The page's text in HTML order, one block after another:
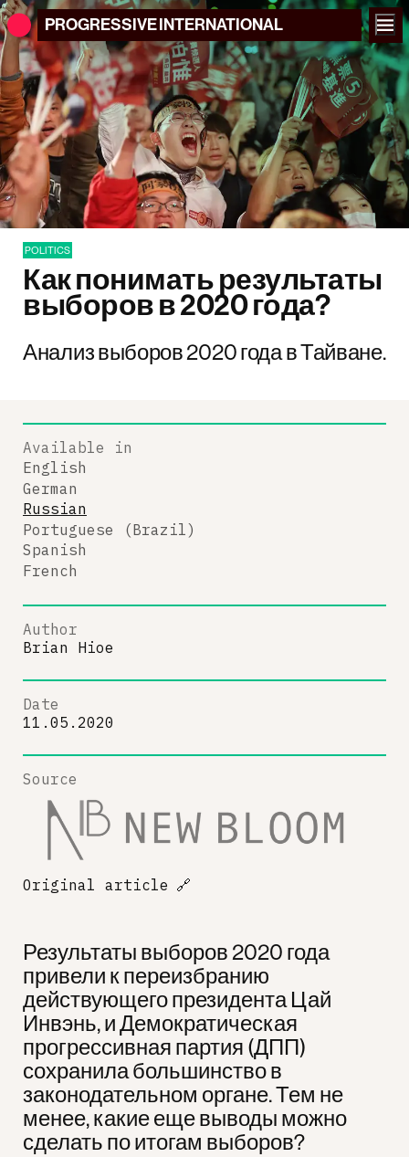
PROGRESSIVEINTERNATIONAL
POLITICS
Как понимать результаты
выборов в 2020 года?
Анализ выборов 2020 года в Тайване.
Результаты выборов 2020 года
привели к переизбранию
действующего президента Цай
Инвэнь, и Демократическая
прогрессивная партия (ДПП)
сохранила большинство в
законодательном органе. Тем не
менее, какие еще выводы можно
сделать по итогам выборов?
Available in
English
German
Russian
Portuguese (Brazil)
Spanish
French
Author
Brian Hioe
Date
11.05.2020
Source
Original article 🔗